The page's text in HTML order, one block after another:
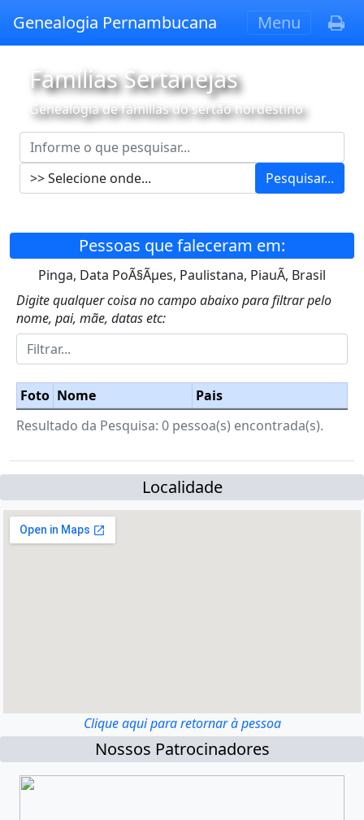
Genealogia Pernambucana Menu
Famílias Sertanejas
Genealogia de famílias do sertão nordestino
Pesquisar...
Pessoas que faleceram em:
Pinga, Data PoÃ§Ãµes, Paulistana, PiauÃ­, Brasil
Digite qualquer coisa no campo abaixo para filtrar pelo
nome, pai, mãe, datas etc:
Foto Nome
Pais
Resultado da Pesquisa: 0 pessoa(s) encontrada(s).
Localidade
Clique aqui para retornar à pessoa
Nossos Patrocinadores